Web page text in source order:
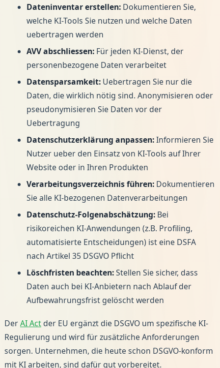
Dateninventar erstellen:Dokumentieren Sie,
welche KI-Tools Sie nutzen und welche Daten
uebertragen werden
AVV abschliessen:Für jeden KI-Dienst, der
personenbezogene Daten verarbeitet
Datensparsamkeit:Uebertragen Sie nur die
Daten, die wirklich nötig sind. Anonymisieren oder
pseudonymisieren Sie Daten vor der
Uebertragung
Datenschutzerklärung anpassen:Informieren Sie
Nutzer ueber den Einsatz von KI-Tools auf Ihrer
Website oder in Ihren Produkten
Verarbeitungsverzeichnis führen:Dokumentieren
Sie alle KI-bezogenen Datenverarbeitungen
Datenschutz-Folgenabschätzung:Bei
risikoreichen KI-Anwendungen (z.B. Profiling,
automatisierte Entscheidungen) ist eine DSFA
nach Artikel 35 DSGVO Pflicht
Löschfristen beachten:Stellen Sie sicher, dass
Daten auch bei KI-Anbietern nach Ablauf der
Aufbewahrungsfrist gelöscht werden
DerAI Actder EU ergänzt die DSGVO um spezifische KI-
Regulierung und wird für zusätzliche Anforderungen
sorgen. Unternehmen, die heute schon DSGVO-konform
mit KI arbeiten, sind dafür gut vorbereitet.